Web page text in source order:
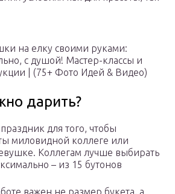
на елку своими руками:
с душой! Мастер-классы и
| (75+ Фото Идей & Видео)
дарить?
для того, чтобы
миловидной коллеге или
Коллегам лучше выбирать
– из 15 бутонов
важен не размер букета, а